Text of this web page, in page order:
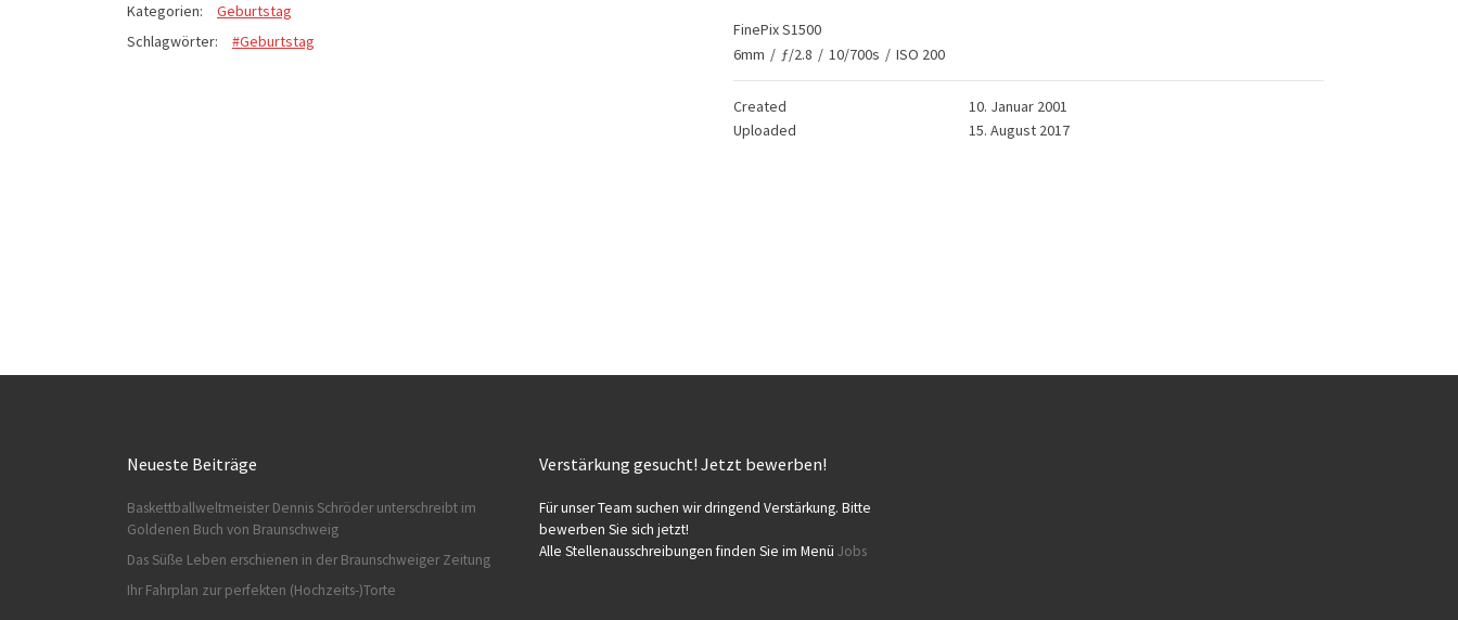
Kategorien:
Geburtstag
Schlagwörter:
#Geburtstag
FinePix S1500
6mm / ƒ/2.8 / 10/700s / ISO 200
Created
10. Januar 2001
Uploaded
15. August 2017
Neueste Beiträge
Baskettballweltmeister Dennis Schröder unterschreibt im
Goldenen Buch von Braunschweig
Das Süße Leben erschienen in der Braunschweiger Zeitung
Ihr Fahrplan zur perfekten (Hochzeits-)Torte
Verstärkung gesucht! Jetzt bewerben!
Für unser Team suchen wir dringend Verstärkung. Bitte
bewerben Sie sich jetzt!
Alle Stellenausschreibungen finden Sie im Menü Jobs